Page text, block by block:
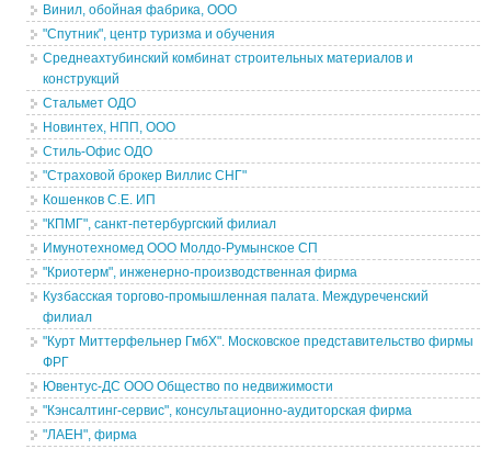
Винил, обойная фабрика, ООО
"Спутник", центр туризма и обучения
Среднеахтубинский комбинат строительных материалов и
конструкций
Стальмет ОДО
Новинтех, НПП, ООО
Стиль-Офис ОДО
"Страховой брокер Виллис СНГ"
Кошенков С.Е. ИП
"КПМГ", санкт-петербургский филиал
Имунотехномед ООО Молдо-Румынское СП
"Криотерм", инженерно-производственная фирма
Кузбасская торгово-промышленная палата. Междуреченский
филиал
"Курт Миттерфельнер ГмбХ". Московское представительство фирмы
ФРГ
Ювентус-ДС ООО Общество по недвижимости
"Кэнсалтинг-сервис", консультационно-аудиторская фирма
"ЛАЕН", фирма